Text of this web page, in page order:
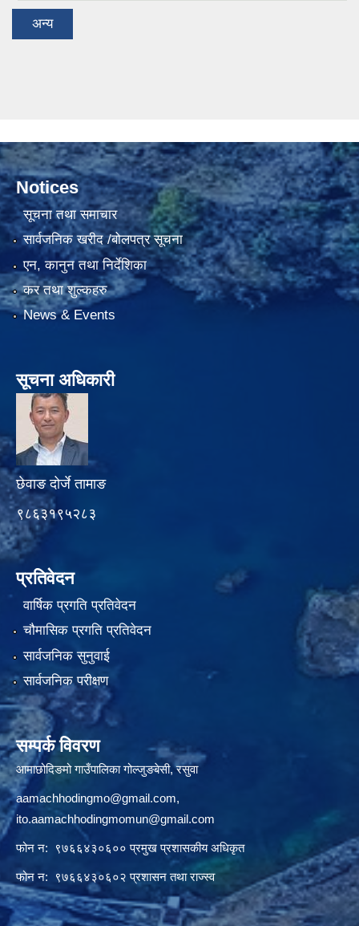
अन्य
Notices
सूचना तथा समाचार
सार्वजनिक खरीद /बोलपत्र सूचना
एन, कानुन तथा निर्देशिका
कर तथा शुल्कहरु
News & Events
सूचना अधिकारी
छेवाङ दोर्जे तामाङ
९८६३१९५२८३
प्रतिवेदन
वार्षिक प्रगति प्रतिवेदन
चौमासिक प्रगति प्रतिवेदन
सार्वजनिक सुनुवाई
सार्वजनिक परीक्षण
सम्पर्क विवरण
आमाछोदिङमो गाउँपालिका गोल्जुङबेसी, रसुवा
aamachhodingmo@gmail.com,
ito.aamachhodingmomun@gmail.com
फोन न: ९७६६४३०६०० प्रमुख प्रशासकीय अधिकृत
फोन न: ९७६६४३०६०२ प्रशासन तथा राज्स्व